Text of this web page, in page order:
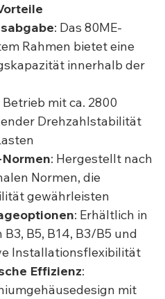
: Das 80ME-
Rahmen bietet eine
innerhalb der
Betrieb mit ca. 2800
Drehzahlstabilität
: Hergestellt nach
Normen, die
gewährleisten
: Erhältlich in
B5, B14, B3/B5 und
Installationsflexibilität
Effizienz:
mit